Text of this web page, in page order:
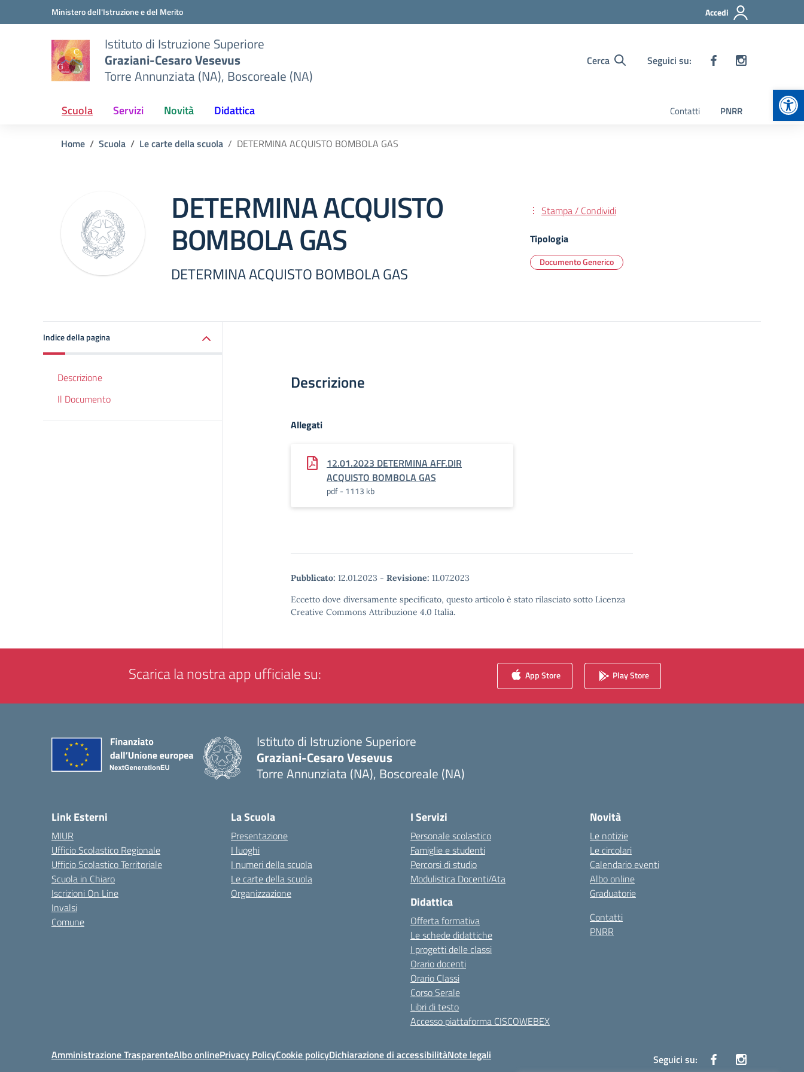
Vai ai contenuti
Vai al menu di navigazioneMinistero dell'Istruzione e del Merito Accedi
Istituto di Istruzione Superiore
Graziani-Cesaro Vesevus
Torre Annunziata (NA), Boscoreale (NA)
Cerca Seguici su:
Scuola Servizi Novità Didattica Contatti PNRR
Home Scuola Le carte della scuola DETERMINA ACQUISTO BOMBOLA GAS
DETERMINA ACQUISTO
BOMBOLA GAS
DETERMINA ACQUISTO BOMBOLA GAS
Stampa / Condividi
Tipologia
Documento Generico
Indice della pagina
Descrizione
Il Documento
Descrizione
Allegati
12.01.2023 DETERMINA AFF.DIR
ACQUISTO BOMBOLA GAS
pdf - 1113 kb
Pubblicato: 12.01.2023 - Revisione: 11.07.2023
Eccetto dove diversamente specificato, questo articolo è stato rilasciato sotto Licenza
Creative Commons Attribuzione 4.0 Italia.
Scarica la nostra app ufficiale su: App Store Play Store
Istituto di Istruzione Superiore
Graziani-Cesaro Vesevus
Torre Annunziata (NA), Boscoreale (NA)
Link Esterni
MIUR
Ufficio Scolastico Regionale
Ufficio Scolastico Territoriale
Scuola in Chiaro
Iscrizioni On Line
Invalsi
Comune
La Scuola
Presentazione
I luoghi
I numeri della scuola
Le carte della scuola
Organizzazione
I Servizi
Personale scolastico
Famiglie e studenti
Percorsi di studio
Modulistica Docenti/Ata
Didattica
Offerta formativa
Le schede didattiche
I progetti delle classi
Orario docenti
Orario Classi
Corso Serale
Libri di testo
Accesso piattaforma CISCOWEBEX
Novità
Le notizie
Le circolari
Calendario eventi
Albo online
Graduatorie
Contatti
PNRR
Amministrazione TrasparenteAlbo onlinePrivacy PolicyCookie policyDichiarazione di accessibilitàNote legali Seguici su: